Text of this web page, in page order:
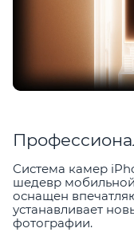
Система камер
шедевр
оснащен
устанавливает
фотографии.